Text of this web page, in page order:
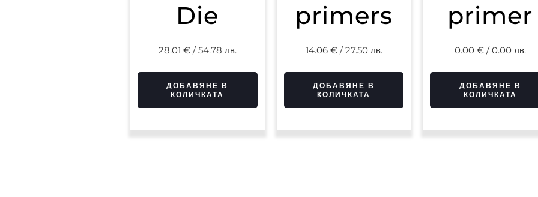
Die
28.01 €/ 54.78 лв.
ДОБАВЯНЕ В
КОЛИЧКАТА
primers
14.06 €/ 27.50 лв.
ДОБАВЯНЕ В
КОЛИЧКАТА
primer
0.00 €/ 0.00 лв.
ДОБАВЯНЕ В
КОЛИЧКАТА